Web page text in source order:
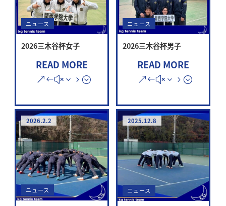
ニュース
2026三木谷杯女子
READ MORE
ニュース
2026三木谷杯男子
READ MORE
2026.2.2
ニュース
2025.12.8
ニュース